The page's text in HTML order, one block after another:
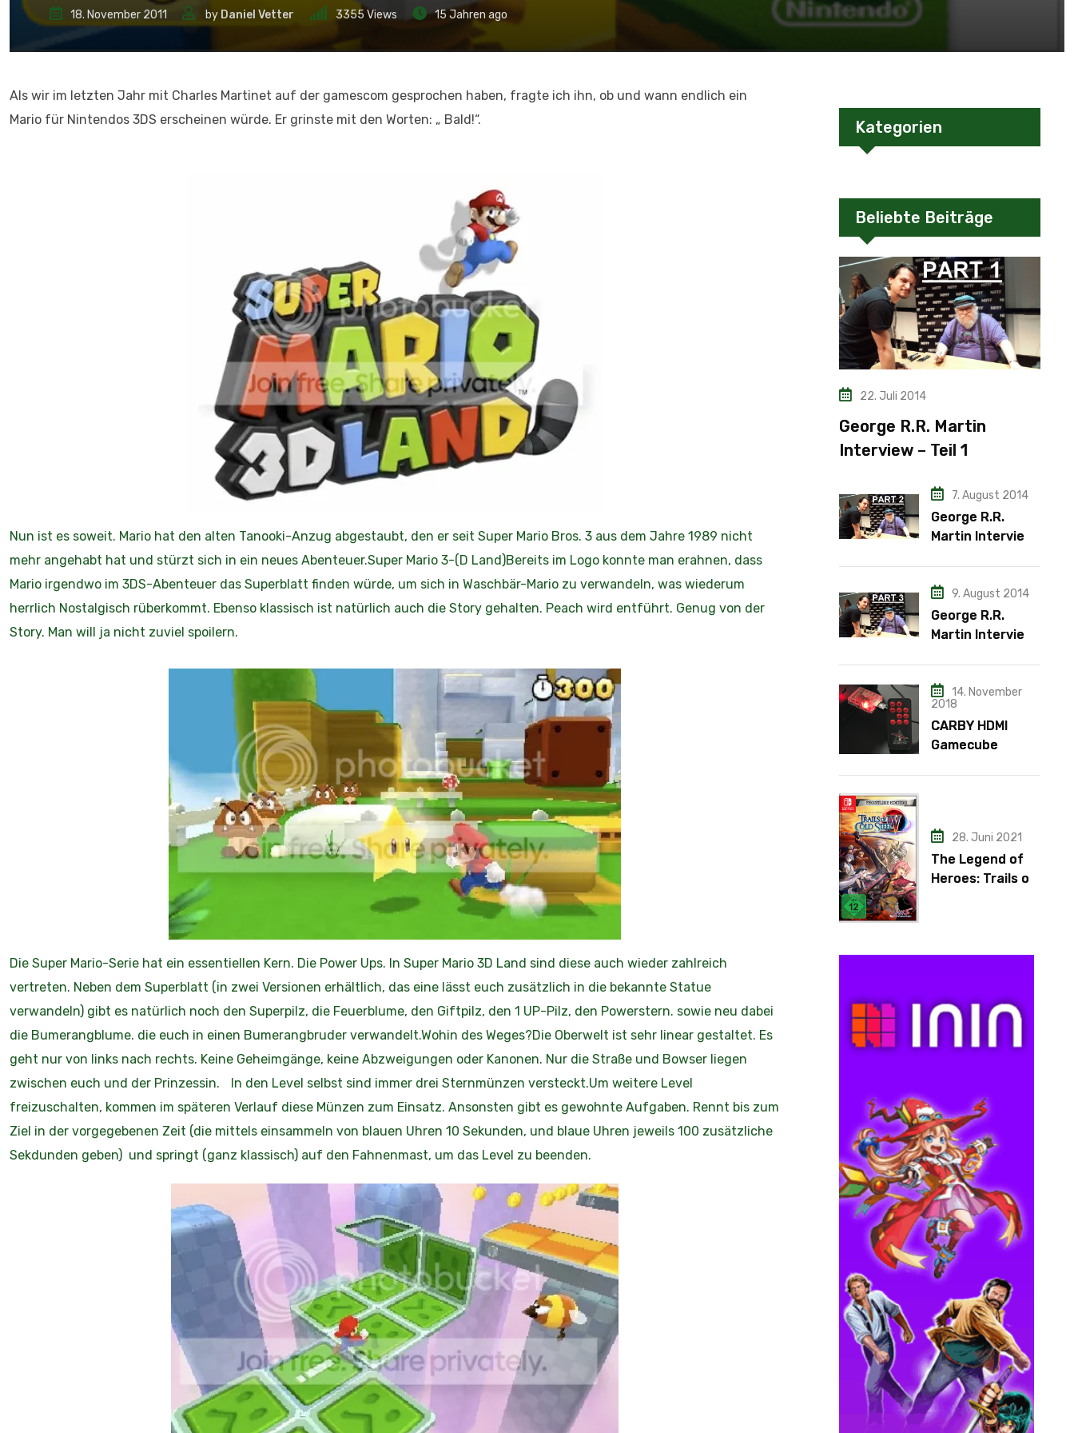
18. November 2011 by Daniel Vetter 3355 Views 15 Jahren ago
Als wir im letzten Jahr mit Charles Martinet auf der gamescom gesprochen haben, fragte ich ihn, ob und wann endlich ein
Mario für Nintendos 3DS erscheinen würde. Er grinste mit den Worten: „ Bald!“.
Nun ist es soweit. Mario hat den alten Tanooki-Anzug abgestaubt, den er seit Super Mario Bros. 3 aus dem Jahre 1989 nicht
mehr angehabt hat und stürzt sich in ein neues Abenteuer.Super Mario 3-(D Land)Bereits im Logo konnte man erahnen, dass
Mario irgendwo im 3DS-Abenteuer das Superblatt finden würde, um sich in Waschbär-Mario zu verwandeln, was wiederum
herrlich Nostalgisch rüberkommt. Ebenso klassisch ist natürlich auch die Story gehalten. Peach wird entführt. Genug von der
Story. Man will ja nicht zuviel spoilern.
Die Super Mario-Serie hat ein essentiellen Kern. Die Power Ups. In Super Mario 3D Land sind diese auch wieder zahlreich
vertreten. Neben dem Superblatt (in zwei Versionen erhältlich, das eine lässt euch zusätzlich in die bekannte Statue
verwandeln) gibt es natürlich noch den Superpilz, die Feuerblume, den Giftpilz, den 1 UP-Pilz, den Powerstern. sowie neu dabei
die Bumerangblume. die euch in einen Bumerangbruder verwandelt.Wohin des Weges?Die Oberwelt ist sehr linear gestaltet. Es
geht nur von links nach rechts. Keine Geheimgänge, keine Abzweigungen oder Kanonen. Nur die Straße und Bowser liegen
zwischen euch und der Prinzessin. In den Level selbst sind immer drei Sternmünzen versteckt.Um weitere Level
freizuschalten, kommen im späteren Verlauf diese Münzen zum Einsatz. Ansonsten gibt es gewohnte Aufgaben. Rennt bis zum
Ziel in der vorgegebenen Zeit (die mittels einsammeln von blauen Uhren 10 Sekunden, und blaue Uhren jeweils 100 zusätzliche
Sekdunden geben) und springt (ganz klassisch) auf den Fahnenmast, um das Level zu beenden.
Kategorien
Beliebte Beiträge
22. Juli 2014
George R.R. Martin
Interview – Teil 1
7. August 2014
George R.R.
Martin Interview
9. August 2014
George R.R.
Martin Interview
14. November
2018
CARBY HDMI
Gamecube
28. Juni 2021
The Legend of
Heroes: Trails of